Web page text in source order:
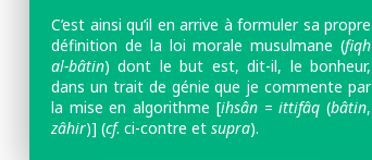
C’est ainsi qu’il en arrive à formuler sa propre
définition de la loi morale musulmane (fiqh
al-bâtin) dont le but est, dit-il, le bonheur,
dans un trait de génie que je commente par
la mise en algorithme [ihsân=ittifâq (bâtin,
zâhir)] (cf. ci-contre et supra).